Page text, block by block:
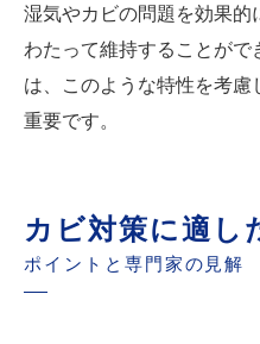
湿気やカビの問題を効果的
わたって維持することがで
は、このような特性を考
重要です。
カビ対策に適し
ポイントと専門家の見解